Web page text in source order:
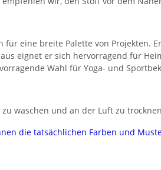
eine breite Palette von Projekten.
eignet er sich hervorragend für
Wahl für Yoga- und
waschen und an der Luft zu
die tatsächlichen Farben und